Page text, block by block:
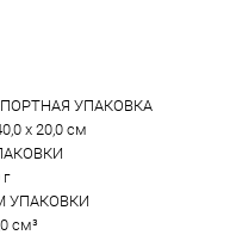
УПАКОВКА
x 20,0 см
УПАКОВКИ
см³